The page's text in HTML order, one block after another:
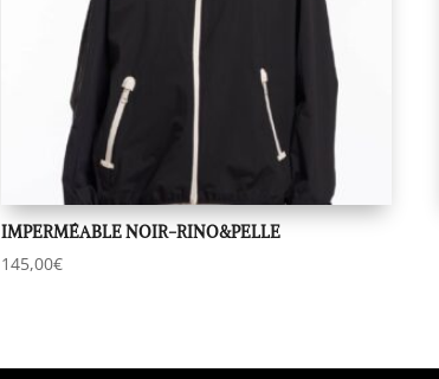
IMPERMÉABLE NOIR-RINO&PELLE
145,00€